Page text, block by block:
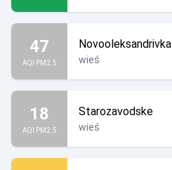
47
AQI PM2.5
Novooleksandrivka
wieś
18
AQI PM2.5
Starozavodske
wieś